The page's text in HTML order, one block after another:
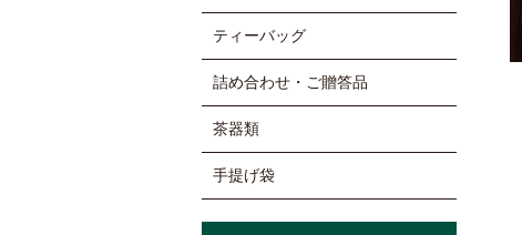
ティーバッグ
詰め合わせ・ご贈答品
茶器類
手提げ袋